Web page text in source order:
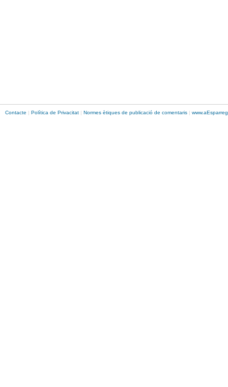
Contacte | Política de Privacitat | Normes ètiques de publicació de comentaris | www.